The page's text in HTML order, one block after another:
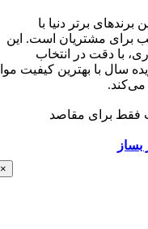
برتر دنیا با
مشتریان است. این
دقت در انتخاب
با بهترین کیفیت مواد
برای مقاصد